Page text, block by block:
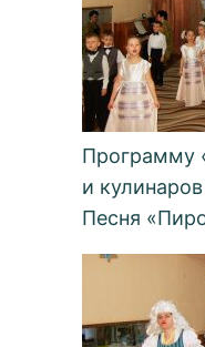
Программу
и
Песня